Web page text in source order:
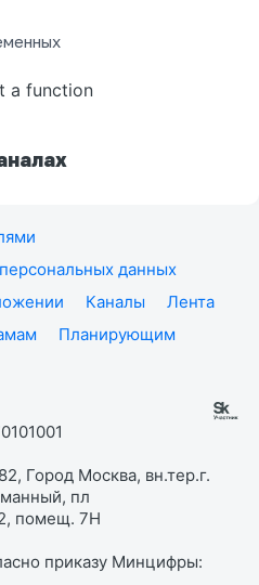
a function
данных
Каналы
Лента
Планирующим
Город Москва, вн.тер.г.
пл
2, помещ. 7Н
приказу Минцифры: